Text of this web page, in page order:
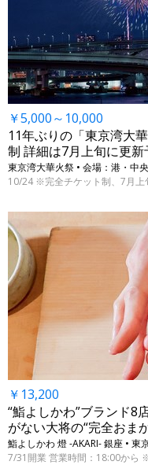
￥5,000～10,000
11年ぶりの「東京湾大
制 詳細は7月上旬に更新
東京湾大華火祭 • 会場：港・中
10/24 ※完全チケット制、7月上
￥13,200
“鮨よしかわ”ブランド8
がない大将の“完全おま
鮨よしかわ 燈 -AKARI- 銀座 • 東
7/31開業 営業時間：18:00から